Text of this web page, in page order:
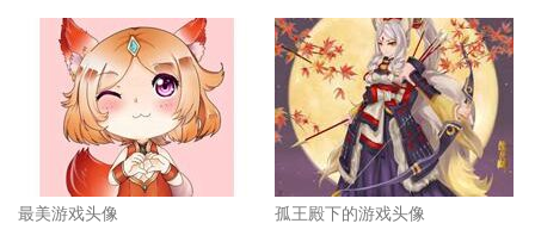
最美游戏头像 孤王殿下的游戏头像